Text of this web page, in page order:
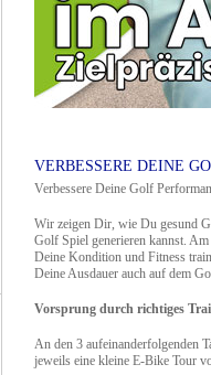
VERBESSERE DEINE
Verbessere Deine Golf
Wir zeigen Dir, wie Du gesund
Golf Spiel generieren kannst.
Deine Kondition und Fitness
Deine Ausdauer auch auf dem
Vorsprung durch richtiges
An den 3 aufeinanderfolgenden
jeweils eine kleine E-Bike Tour